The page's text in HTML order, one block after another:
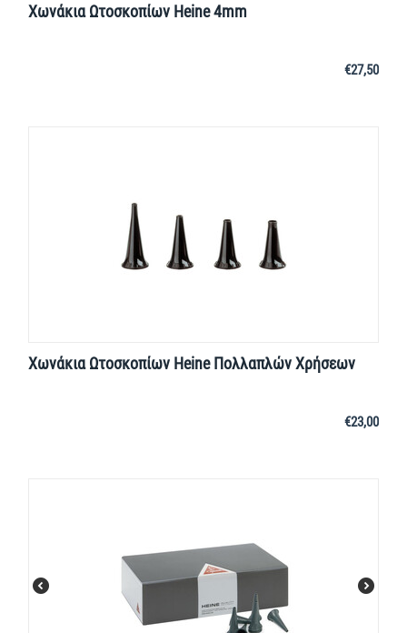
Χωνάκια Ωτοσκοπίων Heine 4mm
€27,50
Χωνάκια Ωτοσκοπίων Heine Πολλαπλών Χρήσεων
€23,00